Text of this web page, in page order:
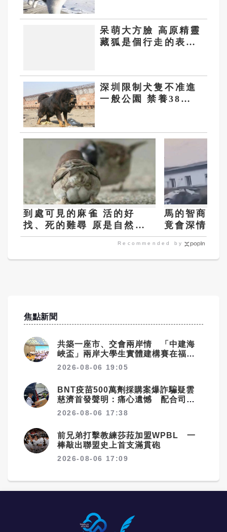
呆萌大方臉 高原精靈
藏狐是個行走的表情
深圳限制犬隻不准進
一般公園 禁養38種
到處可見的麻雀 活的好
找、死的難尋 原是自然定
律
馬的智商相
竟會深情地
頭」？
Recommended by
焦點新聞
共築一座市、交會兩岸情 「中建海
峽盃」兩岸大學生實體建構賽在福州
落幕
2026-08-06 19:05
BNT疫苗500萬劑採購案爆詐騙疑雲
慈濟首發聲明：痛心遺憾 配合司法
將追究權益
2026-08-06 17:38
前兄弟打擊教練莎菈加盟WPBL 一
棒敲出聯盟史上首支滿貫砲
2026-08-06 17:09